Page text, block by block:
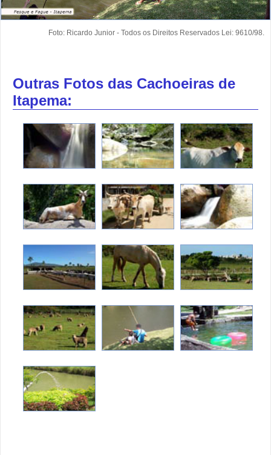
Foto: Ricardo Junior - Todos os Direitos Reservados Lei: 9610/98.
Outras Fotos das Cachoeiras de
Itapema: